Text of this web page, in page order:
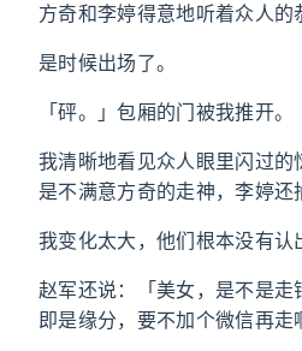
方奇和李婷得意地听着众人的
是时候出场了。
「砰。」包厢的门被我推开。
我清晰地看见众人眼里闪过
是不满意方奇的走神，李婷还
我变化太大，他们根本没有认
赵军还说：「美女，是不是走
即是缘分，要不加个微信再走